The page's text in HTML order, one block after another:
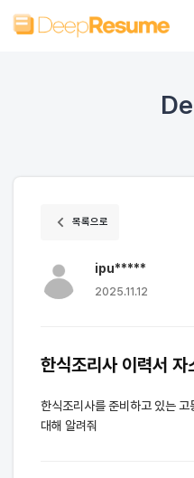
목록으로
ipu*****
2025.11.12
한식조리사 이력서 자
한식조리사를 준비하고 있는
대해 알려줘